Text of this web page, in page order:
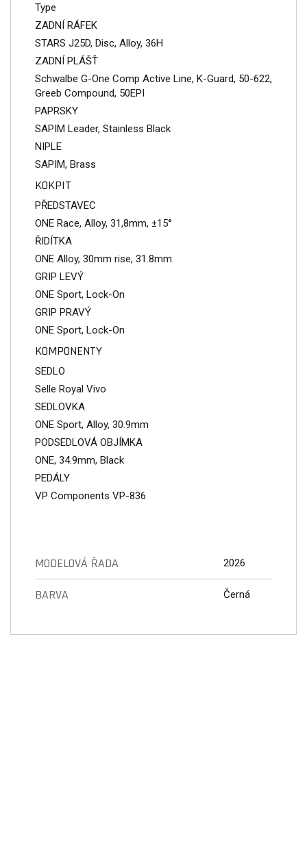
Type
ZADNÍ RÁFEK
STARS J25D, Disc, Alloy, 36H
ZADNÍ PLÁŠŤ
Schwalbe G-One Comp Active Line, K-Guard, 50-622,
Greeb Compound, 50EPI
PAPRSKY
SAPIM Leader, Stainless Black
NIPLE
SAPIM, Brass
KOKPIT
PŘEDSTAVEC
ONE Race, Alloy, 31,8mm, ±15°
ŘIDÍTKA
ONE Alloy, 30mm rise, 31.8mm
GRIP LEVÝ
ONE Sport, Lock-On
GRIP PRAVÝ
ONE Sport, Lock-On
KOMPONENTY
SEDLO
Selle Royal Vivo
SEDLOVKA
ONE Sport, Alloy, 30.9mm
PODSEDLOVÁ OBJÍMKA
ONE, 34.9mm, Black
PEDÁLY
VP Components VP-836
MODELOVÁ ŘADA 2026
BARVA Černá